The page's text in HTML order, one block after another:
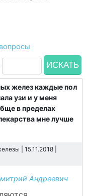
желез каждые пол
узи и у меня
в пределах
мне лучше
| 15.11.2018 |
Андреевич